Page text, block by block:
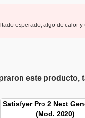
esperado, algo de calor
este producto,
Satisfyer Pro 2 Next
(Mod. 2020)